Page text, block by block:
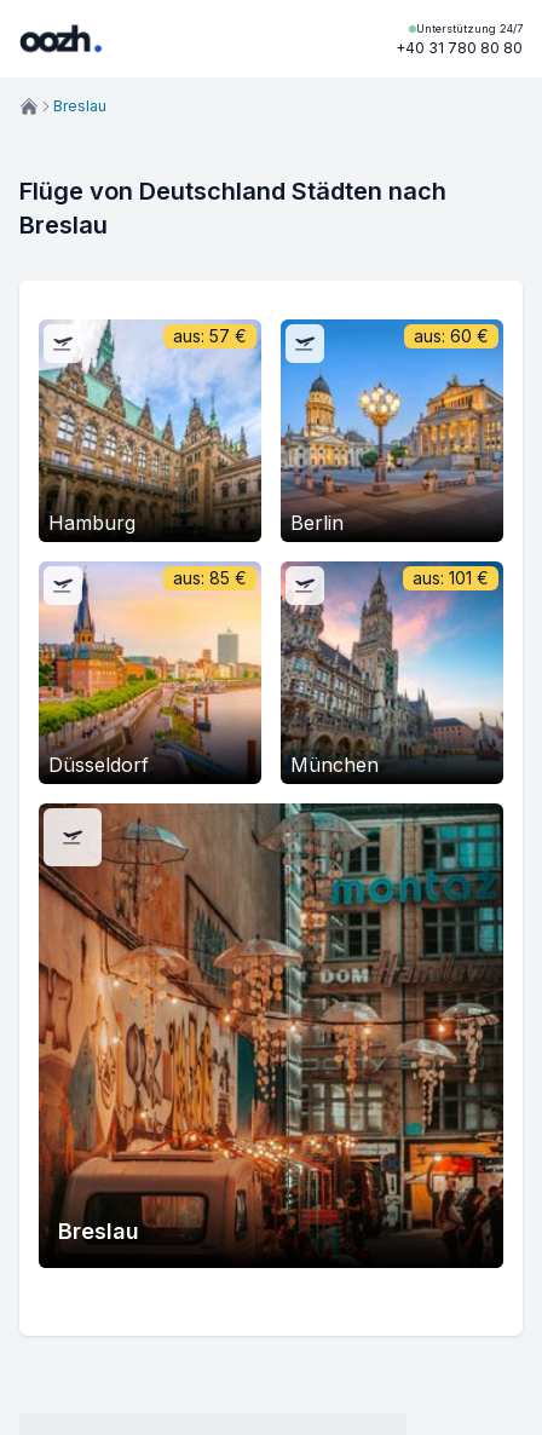
Unterstützung 24/7
+40 31 780 80 80
Breslau
Flüge von Deutschland Städten nach
Breslau
Hamburg
aus: 57 €
Berlin
aus: 60 €
Düsseldorf
aus: 85 €
München
aus: 101 €
Breslau